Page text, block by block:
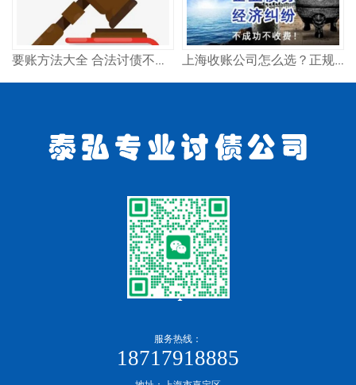
要账方法大全 合法讨债不违法 试试这几招 上海收账公司怎么选？正规高效追债方法分享
服务热线：
18717918885